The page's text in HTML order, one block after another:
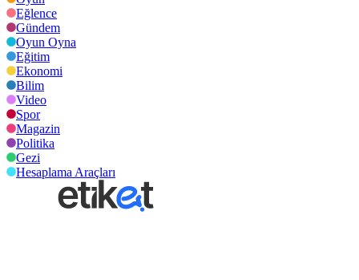
Eğlence
Gündem
Oyun Oyna
Eğitim
Ekonomi
Bilim
Video
Spor
Magazin
Politika
Gezi
Hesaplama Araçları